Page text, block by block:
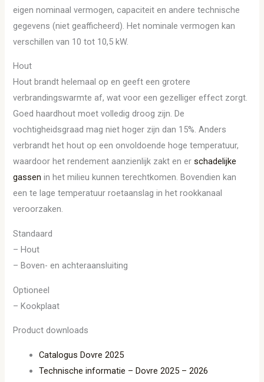
eigen nominaal vermogen, capaciteit en andere technische
gegevens (niet geafficheerd). Het nominale vermogen kan
verschillen van 10 tot 10,5 kW.
Hout
Hout brandt helemaal op en geeft een grotere
verbrandingswarmte af, wat voor een gezelliger effect zorgt.
Goed haardhout moet volledig droog zijn. De
vochtigheidsgraad mag niet hoger zijn dan 15%. Anders
verbrandt het hout op een onvoldoende hoge temperatuur,
waardoor het rendement aanzienlijk zakt en erschadelijke
gassen in het milieu kunnen terechtkomen. Bovendien kan
een te lage temperatuur roetaanslag in het rookkanaal
veroorzaken.
Standaard
– Hout
– Boven- en achteraansluiting
Optioneel
– Kookplaat
Product downloads
Catalogus Dovre 2025
Technische informatie – Dovre 2025 – 2026